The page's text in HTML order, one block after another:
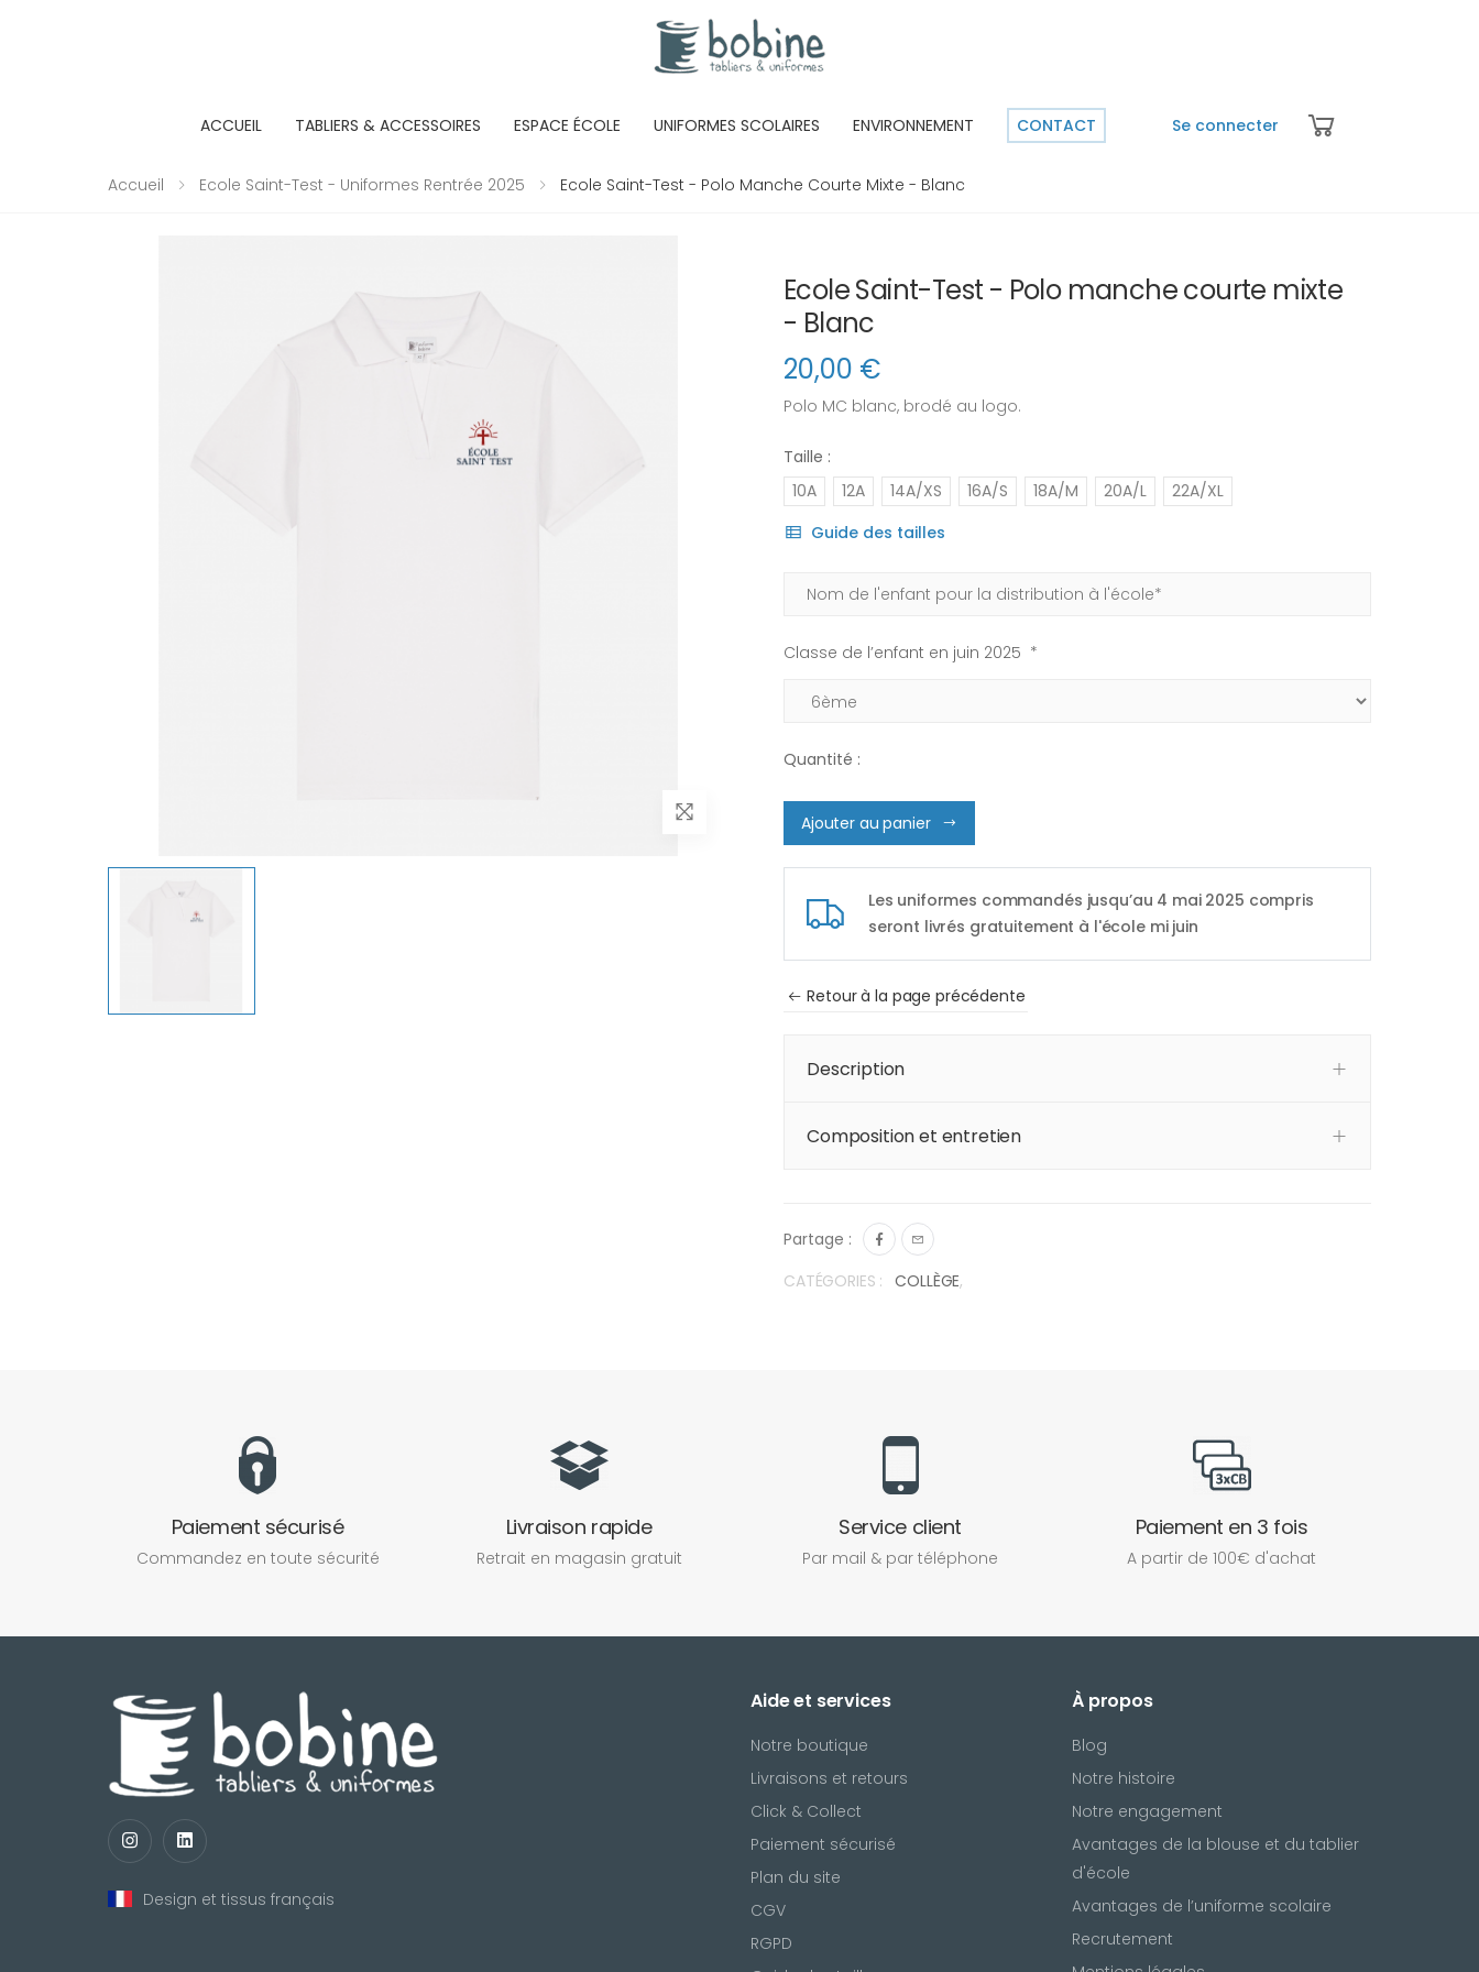
ACCUEIL TABLIERS & ACCESSOIRES ESPACE ÉCOLE UNIFORMES SCOLAIRES ENVIRONNEMENT CONTACT Se connecter
Accueil Ecole Saint-Test - Uniformes Rentrée 2025 Ecole Saint-Test - Polo Manche Courte Mixte - Blanc
Ecole Saint-Test - Polo manche courte mixte
- Blanc
20,00 €
Polo MC blanc, brodé au logo.
Taille :
10A
12A 14A/XS 16A/S 18A/M 20A/L
22A/XL
Guide des tailles
Classe de l’enfant en juin 2025 *
Quantité :
Ajouter au panier
Les uniformes commandés jusqu’au 4 mai 2025 compris
seront livrés gratuitement à l'école mi juin
Retour à la page précédente
Description
Composition et entretien
Partage :
CATÉGORIES :
COLLÈGE,
Paiement sécurisé
Commandez en toute sécurité
Livraison rapide
Retrait en magasin gratuit
Service client
Par mail & par téléphone
Paiement en 3 fois
A partir de 100€ d'achat
Design et tissus français
Aide et services
Notre boutique
Livraisons et retours
Click & Collect
Paiement sécurisé
Plan du site
CGV
RGPD
À propos
Blog
Notre histoire
Notre engagement
Avantages de la blouse et du tablier
d'école
Avantages de l’uniforme scolaire
Recrutement